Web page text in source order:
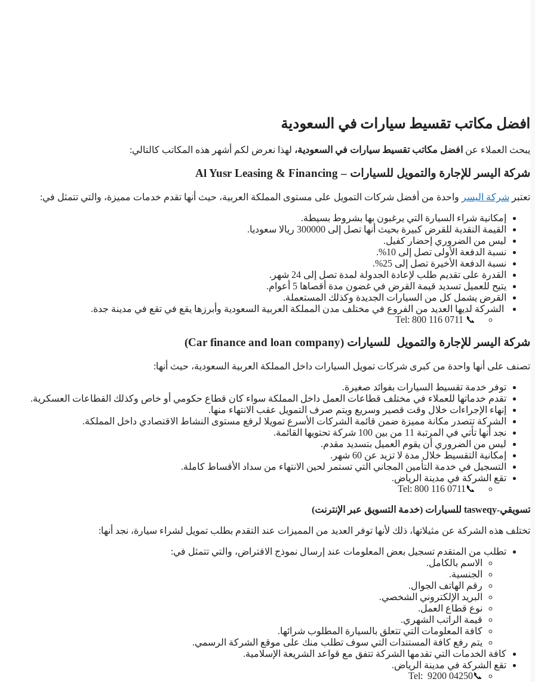
افضل مكاتب تقسيط سيارات في السعودية
يبحث العملاء عن افضل مكاتب تقسيط سيارات في السعودية، لهذا نعرض لكم أشهر هذه المكاتب كالتالي:
شركة اليسر للإجارة والتمويل للسيارات – Al Yusr Leasing & Financing
تعتبر شركة اليسر واحدة من أفضل شركات التمويل على مستوى المملكة العربية، حيث أنها تقدم خدمات مميزة، والتي تتمثل في:
إمكانية شراء السيارة التي يرغبون بها بشروط بسيطة.
القيمة النقدية للقرض كبيرة بحيث أنها تصل إلى 300000 ريالا سعوديا.
ليس من الضروري إحضار كفيل.
نسبة الدفعة الأولى تصل إلى 10%.
نسبة الدفعة الأخيرة تصل إلى 25%.
القدرة على تقديم طلب لإعادة الجدولة لمدة تصل إلى 24 شهر.
يتيح للعميل تسديد قيمة القرض في غضون مدة أقصاها 5 أعوام.
القرض يشمل كل من السيارات الجديدة وكذلك المستعملة.
الشركة لديها العديد من الفروع في مختلف مدن المملكة العربية السعودية وأبرزها يقع في تقع في مدينة جدة.
📞 Tel: 800 116 0711
شركة اليسر للإجارة والتمويل للسيارات (Car finance and loan company)
تصنف على أنها واحدة من كبرى شركات تمويل السيارات داخل المملكة العربية السعودية، حيث أنها:
توفر خدمة تقسيط السيارات بفوائد صغيرة.
تقدم خدماتها للعملاء في مختلف قطاعات العمل داخل المملكة سواء كان قطاع حكومي أو خاص وكذلك القطاعات العسكرية.
إنهاء الإجراءات خلال وقت قصير وسريع ويتم صرف التمويل عقب الانتهاء منها.
الشركة تتصدر مكانة مميزة ضمن قائمة الشركات الأسرع تمويلا لرفع مستوى النشاط الاقتصادي داخل المملكة.
نجد أنها تأتي في المرتبة 11 من بين 100 شركة تحتويها القائمة.
ليس من الضروري أن يقوم العميل بتسديد مقدم.
إمكانية التقسيط خلال مدة لا تزيد عن 60 شهر.
التسجيل في خدمة التأمين المجاني التي تستمر لحين الانتهاء من سداد الأقساط كاملة.
تقع الشركة في مدينة الرياض.
📞Tel: 800 116 0711
تسويقي-tasweqy للسيارات (خدمة التسويق عبر الإنترنت)
تختلف هذه الشركة عن مثيلاتها، ذلك لأنها توفر العديد من المميزات عند التقدم بطلب تمويل لشراء سيارة، نجد أنها:
تطلب من المتقدم تسجيل بعض المعلومات عند إرسال نموذج الاقتراض، والتي تتمثل في:
الاسم بالكامل.
الجنسية.
رقم الهاتف الجوال.
البريد الإلكتروني الشخصي.
نوع قطاع العمل.
قيمة الراتب الشهري.
كافة المعلومات التي تتعلق بالسيارة المطلوب شرائها.
يتم رفع كافة المستندات التي سوف تطلب منك على موقع الشركة الرسمي.
كافة الخدمات التي تقدمها الشركة تتفق مع قواعد الشريعة الإسلامية.
تقع الشركة في مدينة الرياض.
📞Tel: 9200 04250